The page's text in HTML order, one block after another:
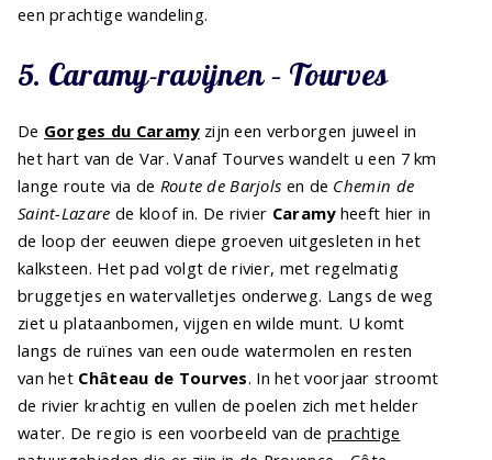
een prachtige wandeling.
5. Caramy-ravijnen – Tourves
De Gorges du Caramyzijn een verborgen juweel in
het hart van de Var. Vanaf Tourves wandelt u een 7 km
lange route via de Route de Barjols en de Chemin de
Saint-Lazare de kloof in. De rivier Caramyheeft hier in
de loop der eeuwen diepe groeven uitgesleten in het
kalksteen. Het pad volgt de rivier, met regelmatig
bruggetjes en watervalletjes onderweg. Langs de weg
ziet u plataanbomen, vijgen en wilde munt. U komt
langs de ruïnes van een oude watermolen en resten
van het Château de Tourves. In het voorjaar stroomt
de rivier krachtig en vullen de poelen zich met helder
water. De regio is een voorbeeld van de prachtige